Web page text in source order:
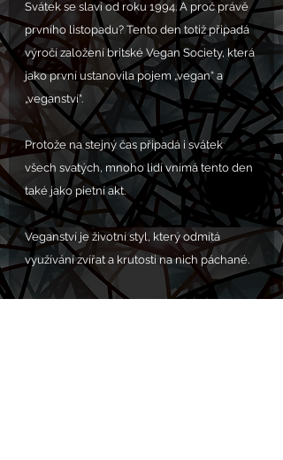
Svátek se slaví od roku 1994. A proč právě
prvního listopadu? Tento den totiž připadá
výročí založení britské Vegan Society, která
jako první ustanovila pojem „vegan“ a
„veganství“.
Protože na stejný čas připadá i svátek
všech svatých, mnoho lidí vnímá tento den
také jako pietní akt.
Veganství je životní styl, který odmítá
využívání zvířat a krutosti na nich páchané.